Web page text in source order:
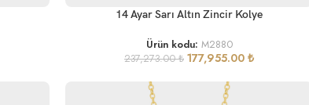
SEPETE EKLE14 Ayar Sarı Altın Zincir Kolye
Ürün kodu: M2880
237,273.00₺ 177,955.00 ₺